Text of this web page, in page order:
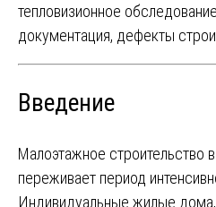
тепловизионное
документация, дефекты
Введение
Малоэтажное строительство
переживает период
Индивидуальные жилые